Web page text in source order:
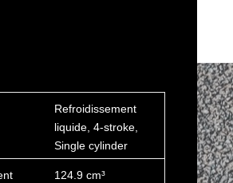
Refroidissement
liquide, 4-stroke,
Single cylinder
124.9 cm³